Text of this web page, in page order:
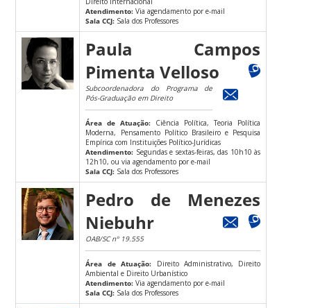
Atendimento: Via agendamento por e-mail
Sala CCJ: Sala dos Professores
Paula Campos
Pimenta Velloso
Subcoordenadora do Programa de
Pós-Graduação em Direito
Área de Atuação: Ciência Política, Teoria Política
Moderna, Pensamento Político Brasileiro e Pesquisa
Empírica com Instituições Político-Jurídicas
Atendimento: Segundas e sextas-feiras, das 10h10 às
12h10, ou via agendamento por e-mail
Sala CCJ: Sala dos Professores
Pedro de Menezes
Niebuhr
OAB/SC nº 19.555
Área de Atuação: Direito Administrativo, Direito
Ambiental e Direito Urbanístico
Atendimento: Via agendamento por e-mail
Sala CCJ: Sala dos Professores